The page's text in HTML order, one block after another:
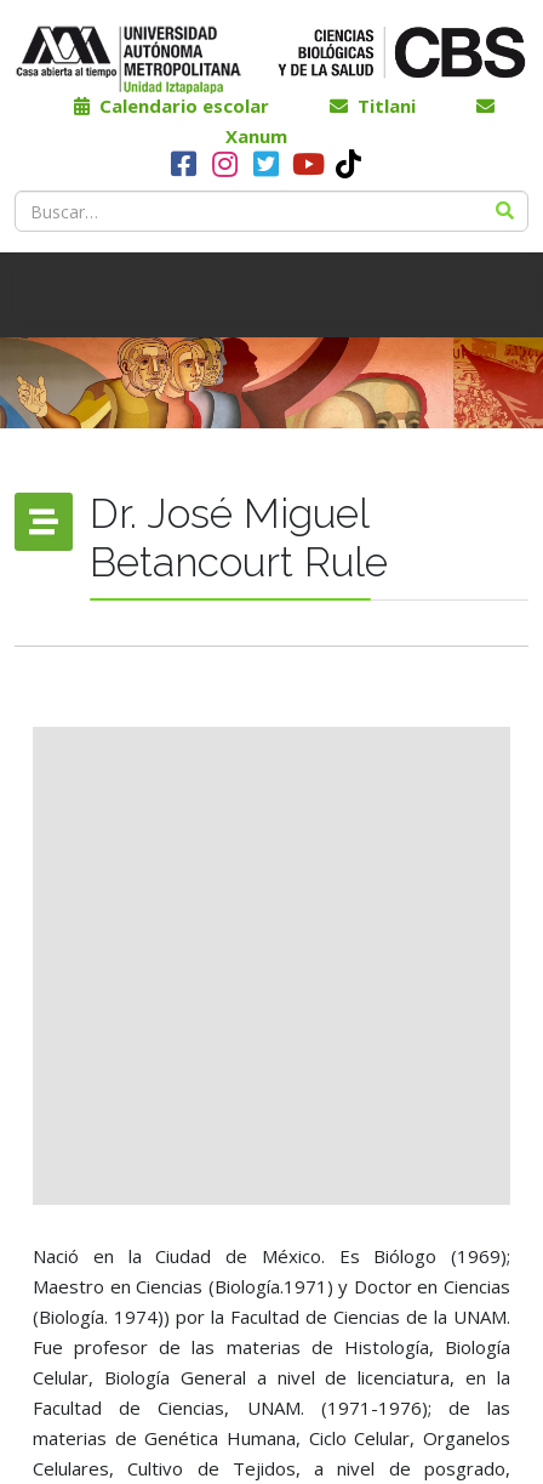
Calendario escolar
Titlani
Xanum
Dr. José Miguel
Betancourt Rule
Nació en la Ciudad de México. Es Biólogo (1969);
Maestro en Ciencias (Biología.1971) y Doctor en Ciencias
(Biología. 1974)) por la Facultad de Ciencias de la UNAM.
Fue profesor de las materias de Histología, Biología
Celular, Biología General a nivel de licenciatura, en la
Facultad de Ciencias, UNAM. (1971-1976); de las
materias de Genética Humana, Ciclo Celular, Organelos
Celulares, Cultivo de Tejidos, a nivel de posgrado,